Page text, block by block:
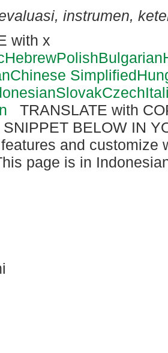
instrumen,
with x
HebrewPolishBulgarian
Chinese Simplified
SlovakCzech
TRANSLATE with
SNIPPET BELOW IN
and customize
page is in